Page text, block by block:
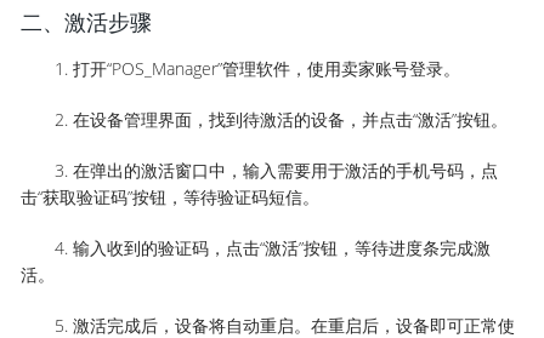
二、激活步骤
1. 打开“POS_Manager”管理软件，使用卖家账号登录。
2. 在设备管理界面，找到待激活的设备，并点击“激活”按钮。
3. 在弹出的激活窗口中，输入需要用于激活的手机号码，点
击“获取验证码”按钮，等待验证码短信。
4. 输入收到的验证码，点击“激活”按钮，等待进度条完成激
活。
5. 激活完成后，设备将自动重启。在重启后，设备即可正常使